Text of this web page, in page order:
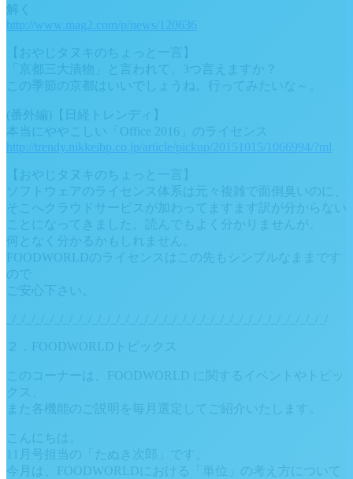
解く
http://www.mag2.com/p/news/120636
【おやじタヌキのちょっと一言】
「京都三大漬物」と言われて、3つ言えますか？
この季節の京都はいいでしょうね。行ってみたいな～。
(番外編)【日経トレンディ】
本当にややこしい「Office 2016」のライセンス
http://trendy.nikkeibp.co.jp/article/pickup/20151015/1066994/?ml
【おやじタヌキのちょっと一言】
ソフトウェアのライセンス体系は元々複雑で面倒臭いのに、
そこへクラウドサービスが加わってますます訳が分からない
ことになってきました。読んでもよく分かりませんが、
何となく分かるかもしれません。
FOODWORLDのライセンスはこの先もシンプルなままです
ので
ご安心下さい。
２．FOODWORLDトピックス
このコーナーは、FOODWORLD に関するイベントやトピッ
クス、
また各機能のご説明を毎月選定してご紹介いたします。
こんにちは。
11月号担当の「たぬき次郎」です。
今月は、FOODWORLDにおける「単位」の考え方について